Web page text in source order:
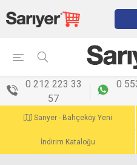
0 212 223 33
57
0
Sarıyer - Bahçeköy Yeni
İndirim Kataloğu